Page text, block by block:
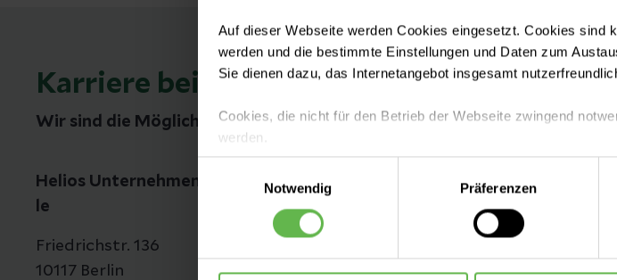
Auf dieser Webseite werden Cookies eingesetzt. Cookies sind
werden und die bestimmte Einstellungen und Daten zum
Sie dienen dazu, das Internetangebot insgesamt
Cookies, die nicht für den Betrieb der Webseite zwingend
werden.
Es steht Ihnen frei, unsere Seite mit nur den notwendigen
nicht notwendigen Cookies zu treffen oder durch Auswahl von
einzuwilligen. Ihre Auswahlentscheidung können Sie jederzeit
Notwendig
Präferenzen
Karriere bei Helios
Wir sind die Möglichmacher
Helios Unternehmenszentra
le
Friedrichstr. 136
10117 Berlin
Helios als